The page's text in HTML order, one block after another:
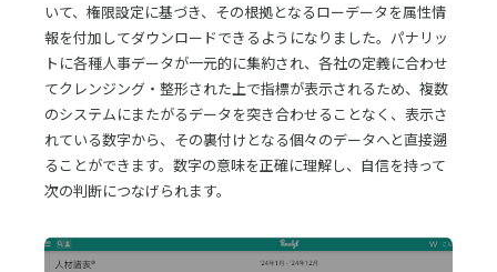
いて、権限設定に基づき、その根拠となるローデータを属性情
報を付加してダウンロードできるようになりました。パナリッ
トに各種人事データが一元的に集約され、各社の定義に合わせ
てクレンジング・整形された上で指標が表示されるため、複数
のシステムにまたがるデータを突き合わせることなく、表示さ
れている数字から、その裏付けとなる個々のデータへと直接遡
ることができます。数字の意味を正確に理解し、自信を持って
次の判断につなげられます。